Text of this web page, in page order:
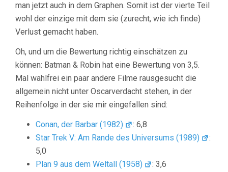
man jetzt auch in dem Graphen. Somit ist der vierte Teil
wohl der einzige mit dem sie (zurecht, wie ich finde)
Verlust gemacht haben.
Oh, und um die Bewertung richtig einschätzen zu
können: Batman & Robin hat eine Bewertung von 3,5.
Mal wahlfrei ein paar andere Filme rausgesucht die
allgemein nicht unter Oscarverdacht stehen, in der
Reihenfolge in der sie mir eingefallen sind:
Conan, der Barbar (1982)
: 6,8
Star Trek V: Am Rande des Universums (1989)
:
5,0
Plan 9 aus dem Weltall (1958)
: 3,6